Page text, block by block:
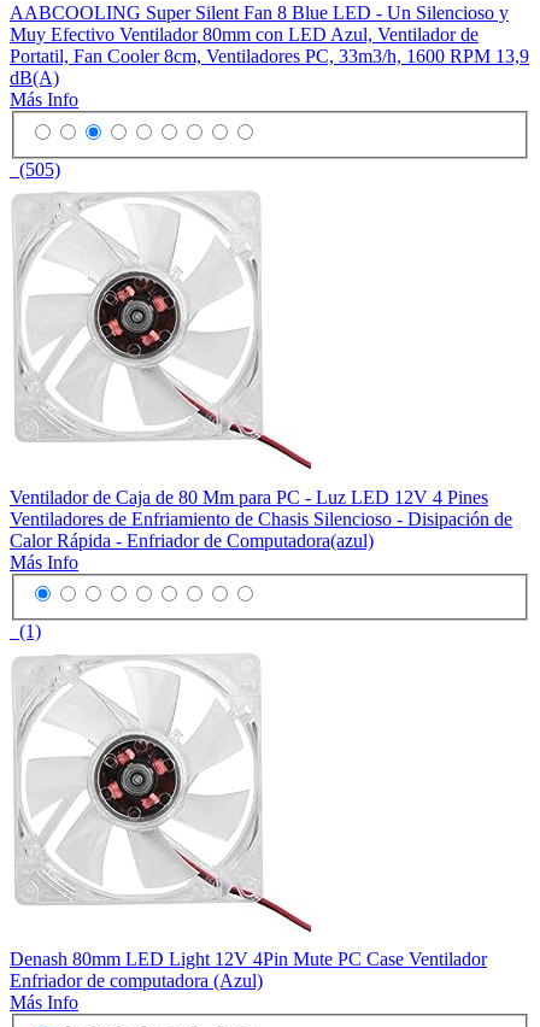
AABCOOLING Super Silent Fan 8 Blue LED - Un Silencioso y
Muy Efectivo Ventilador 80mm con LED Azul, Ventilador de
Portatil, Fan Cooler 8cm, Ventiladores PC, 33m3/h, 1600 RPM 13,9
dB(A)
Más Info
(505)
Ventilador de Caja de 80 Mm para PC - Luz LED 12V 4 Pines
Ventiladores de Enfriamiento de Chasis Silencioso - Disipación de
Calor Rápida - Enfriador de Computadora(azul)
Más Info
(1)
Denash 80mm LED Light 12V 4Pin Mute PC Case Ventilador
Enfriador de computadora (Azul)
Más Info